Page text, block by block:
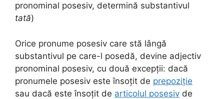
pronominal posesiv, determină substantivul
tată)
Orice pronume posesiv care stă lângă
substantivul pe care-l posedă, devine adjectiv
pronominal posesiv, cu două excepții: dacă
pronumele posesiv este însoțit de prepoziție
sau dacă este însoțit de articolul posesiv de